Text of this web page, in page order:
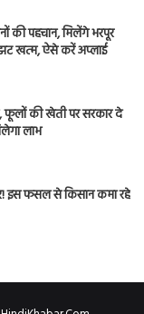
की पहचान, मिलेंगे भरपूर
खत्म, ऐसे करें अप्लाई
की खेती पर सरकार दे
लाभ
इस फसल से किसान कमा रहे